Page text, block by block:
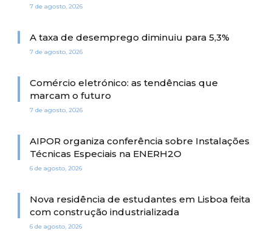
7 de agosto, 2026
A taxa de desemprego diminuiu para 5,3%
7 de agosto, 2026
Comércio eletrónico: as tendências que
marcam o futuro
7 de agosto, 2026
AIPOR organiza conferência sobre Instalações
Técnicas Especiais na ENERH2O
6 de agosto, 2026
Nova residência de estudantes em Lisboa feita
com construção industrializada
6 de agosto, 2026